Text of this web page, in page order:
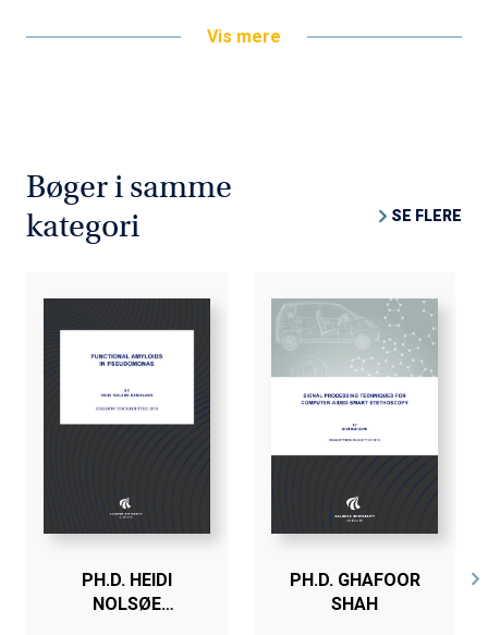
Vis mere
Bøger i samme
kategori
SE FLERE
PH.D. HEIDI
NOLSØE
PH.D. GHAFOOR
SHAH